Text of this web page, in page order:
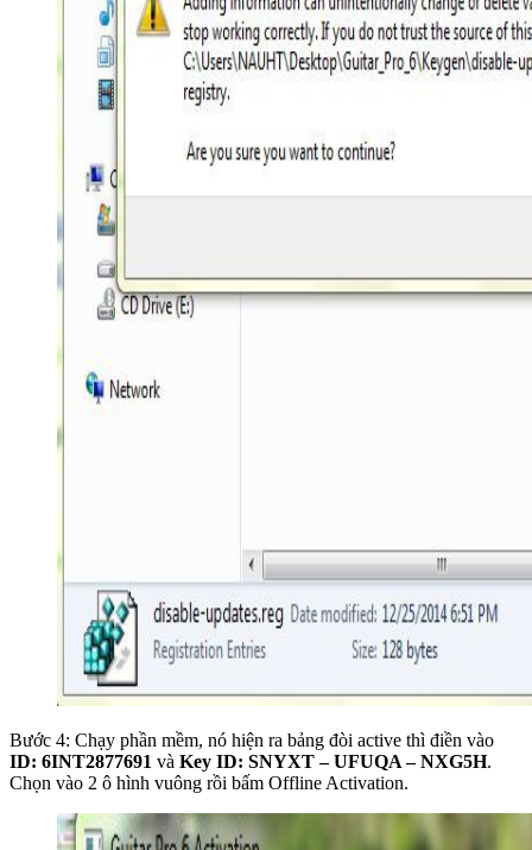
Bước 4: Chạy phần mềm, nó hiện ra bảng đòi active thì điền vào
ID: 6INT2877691 và Key ID: SNYXT – UFUQA – NXG5H.
Chọn vào 2 ô hình vuông rồi bấm Offline Activation.